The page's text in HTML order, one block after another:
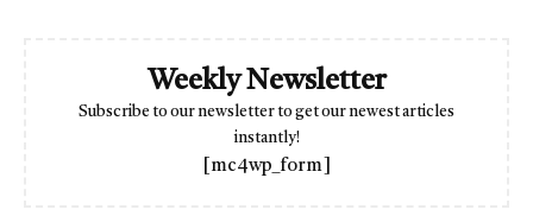
Weekly Newsletter
Subscribe to our newsletter to get our newest articles
instantly!
[mc4wp_form]